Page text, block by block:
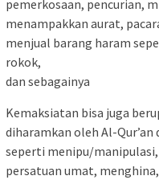
pemerkosaan, pencurian,
menampakkan aurat,
menjual barang haram
rokok,
dan sebagainya
Kemaksiatan bisa juga
diharamkan oleh Al-Qur’an
seperti menipu/
persatuan umat,